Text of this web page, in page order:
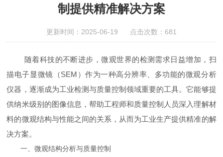
制提供精准解决方案
更新时间：2025-06-19 点击次数：681
随着科技的不断进步，微观世界的检测需求日益增加，扫
描电子显微镜（SEM）作为一种高分辨率、多功能的微观分析
仪器，逐渐成为工业检测与质量控制领域重要的工具。它能够提
供纳米级别的图像信息，帮助工程师和质量控制人员深入理解材
料的微观结构与性能之间的关系，从而为工业生产提供精准的解
决方案。
一、微观结构分析与质量控制